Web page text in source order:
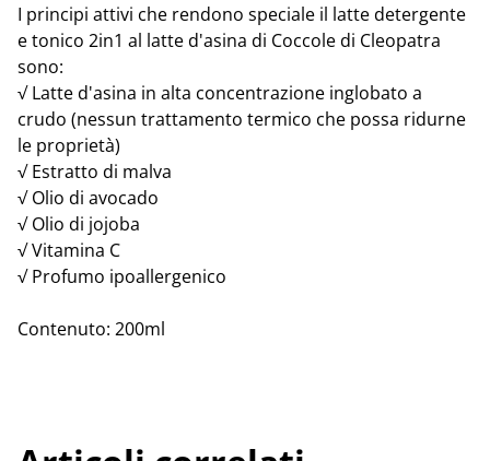
I principi attivi che rendono speciale il latte detergente
e tonico 2in1 al latte d'asina di Coccole di Cleopatra
sono:
√ Latte d'asina in alta concentrazione inglobato a
crudo (nessun trattamento termico che possa ridurne
le proprietà)
√ Estratto di malva
√ Olio di avocado
√ Olio di jojoba
√ Vitamina C
√ Profumo ipoallergenico
Contenuto: 200ml